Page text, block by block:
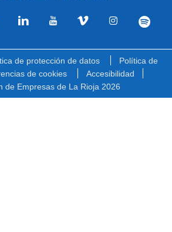
de protección de datos
Política de
de cookies
Accesibilidad
de Empresas de La Rioja 2026